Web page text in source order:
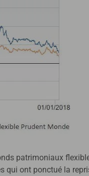
patrimoniaux
ont ponctué la